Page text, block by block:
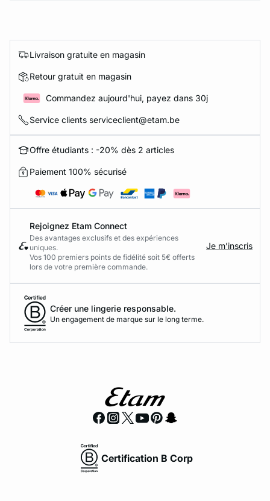
Livraison gratuite en magasin
Retour gratuit en magasin
Commandez aujourd'hui, payez dans 30j
Service clients serviceclient@etam.be
Offre étudiants : -20% dès 2 articles
Paiement 100% sécurisé
Rejoignez Etam Connect
Des avantages exclusifs et des expériences
uniques.
Vos 100 premiers points de fidélité soit 5€ offerts
lors de votre première commande.​
Je m’inscris
Créer une lingerie responsable.
Un engagement de marque sur le long terme.
Certification B Corp